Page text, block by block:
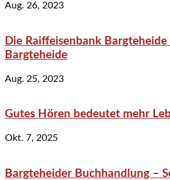
Aug. 26, 2023
Die Raiffeisenbank
Bargteheide
Aug. 25, 2023
Gutes Hören bedeutet mehr
Okt. 7, 2025
Bargteheider Buchhandlung –